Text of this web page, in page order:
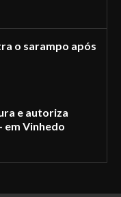
o sarampo após
e autoriza
em Vinhedo